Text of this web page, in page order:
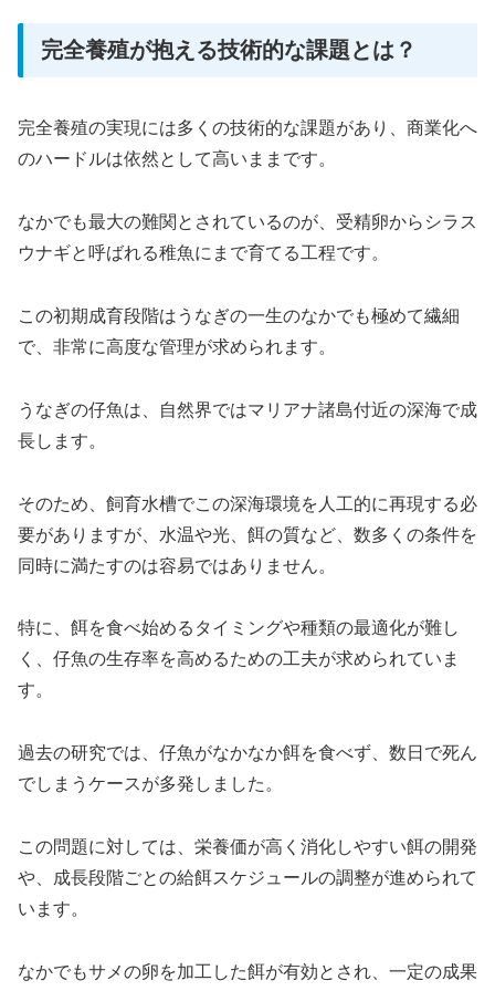
完全養殖が抱える技術的な課題とは？
完全養殖の実現には多くの技術的な課題があり、商業化へ
のハードルは依然として高いままです。
なかでも最大の難関とされているのが、受精卵からシラス
ウナギと呼ばれる稚魚にまで育てる工程です。
この初期成育段階はうなぎの一生のなかでも極めて繊細
で、非常に高度な管理が求められます。
うなぎの仔魚は、自然界ではマリアナ諸島付近の深海で成
長します。
そのため、飼育水槽でこの深海環境を人工的に再現する必
要がありますが、水温や光、餌の質など、数多くの条件を
同時に満たすのは容易ではありません。
特に、餌を食べ始めるタイミングや種類の最適化が難し
く、仔魚の生存率を高めるための工夫が求められていま
す。
過去の研究では、仔魚がなかなか餌を食べず、数日で死ん
でしまうケースが多発しました。
この問題に対しては、栄養価が高く消化しやすい餌の開発
や、成長段階ごとの給餌スケジュールの調整が進められて
います。
なかでもサメの卵を加工した餌が有効とされ、一定の成果